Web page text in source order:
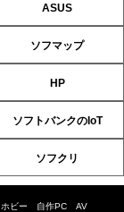
ASUS
ソフマップ
HP
ソフトバンクのIoT
ソフクリ
ホビー 自作PC AV